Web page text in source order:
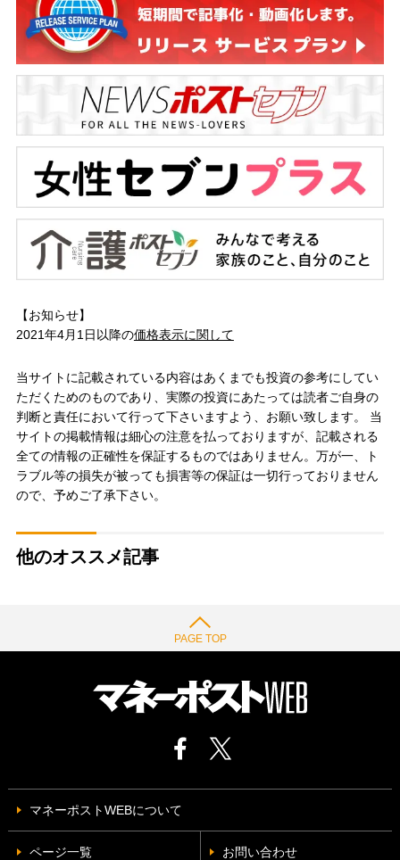
【お知らせ】
2021年4月1日以降の価格表示に関して
当サイトに記載されている内容はあくまでも投資の参考にしてい
ただくためのものであり、実際の投資にあたっては読者ご自身の
判断と責任において行って下さいますよう、お願い致します。 当
サイトの掲載情報は細心の注意を払っておりますが、記載される
全ての情報の正確性を保証するものではありません。万が一、ト
ラブル等の損失が被っても損害等の保証は一切行っておりません
ので、予めご了承下さい。
他のオススメ記事
PAGE TOP
マネーポストWEBについて
ページ一覧 お問い合わせ